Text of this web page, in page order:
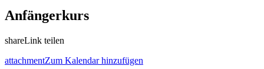
Anfängerkurs
shareLink teilen
attachmentZum Kalendar hinzufügen